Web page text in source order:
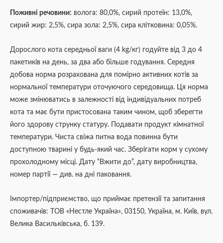
Поживні речовини: волога: 80,0%, сирий протеїн: 13,0%,
сирий жир: 2,5%, сира зола: 2,5%, сира клітковина: 0,05%.
Дорослого кота середньої ваги (4 kg/кг) годуйте від 3 до 4
пакетиків на день, за два або більше годування. Середня
добова норма розрахована для помірно активних котів за
нормальної температури оточуючого середовища. Ця норма
може змінюватись в залежності від індивідуальних потреб
кота та має бути пристосована таким чином, щоб зберегти
його здорову струнку статуру. Подавати продукт кімнатної
температури. Чиста свіжа питна вода повинна бути
доступною тварині у будь-який час. Зберігати корм у сухому
прохолодному місці. Дату “Вжити до”, дату виробництва,
номер партії — див. на дні паковання.
Імпортер/підприємство, що приймає претензії та запитання
споживачів: ТОВ «Нестле Україна», 03150, Україна, м. Київ, вул.
Велика Васильківська, б. 139.